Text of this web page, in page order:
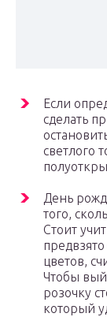
Если
сделать
светлого
День
того,
Стоит
цветов,
Чтобы
розочку
который